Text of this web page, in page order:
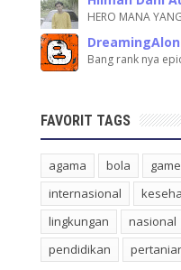
HERO MANA
Bang rank nya
FAVORIT TAGS
agama bola game
internasional
lingkungan
nasional
pendidikan